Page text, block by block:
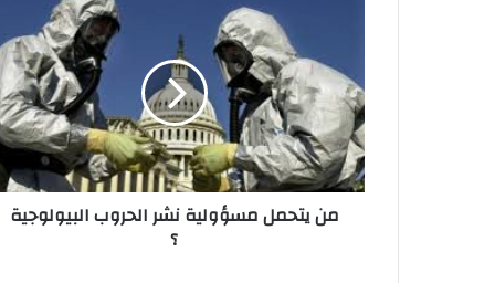
من يتحمل مسؤولية نشر الحروب البيولوجية
؟